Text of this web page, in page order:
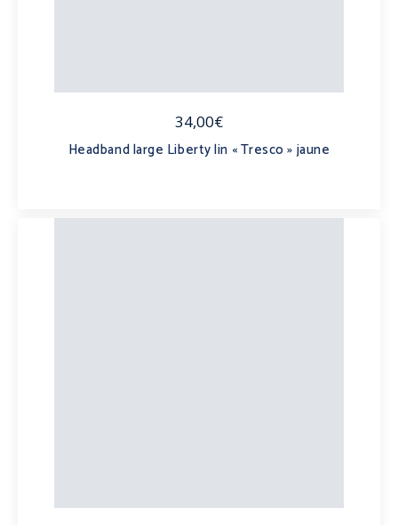
34,00€
Headband large Liberty lin « Tresco » jaune